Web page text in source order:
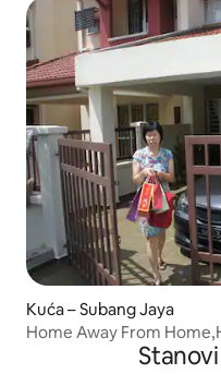
Kuća – Subang Jaya
Home Away From